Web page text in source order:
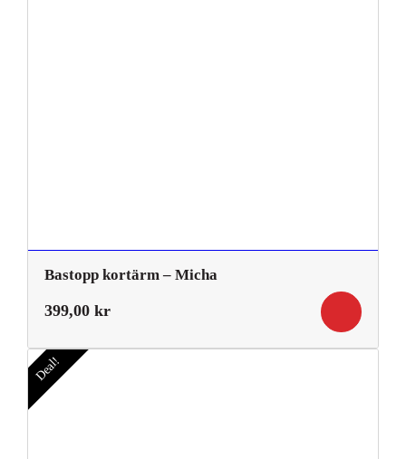
Bastopp kortärm – Micha
399,00 kr
Deal!